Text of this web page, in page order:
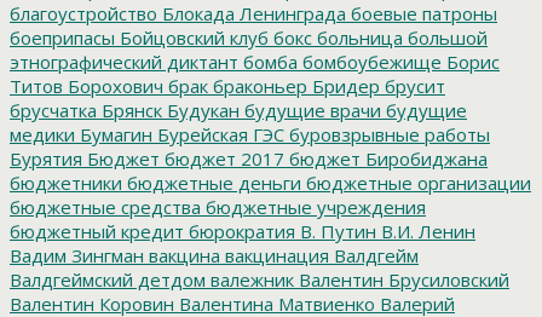
благоустройство Блокада Ленинграда боевые патроны
боеприпасы Бойцовский клуб бокс больница большой
этнографический диктант бомба бомбоубежище Борис
Титов Борохович брак браконьер Бридер брусит
брусчатка Брянск Будукан будущие врачи будущие
медики Бумагин Бурейская ГЭС буровзрывные работы
Бурятия Бюджет бюджет 2017 бюджет Биробиджана
бюджетники бюджетные деньги бюджетные организации
бюджетные средства бюджетные учреждения
бюджетный кредит бюрократия В. Путин В.И. Ленин
Вадим Зингман вакцина вакцинация Валдгейм
Валдгеймский детдом валежник Валентин Брусиловский
Валентин Коровин Валентина Матвиенко Валерий